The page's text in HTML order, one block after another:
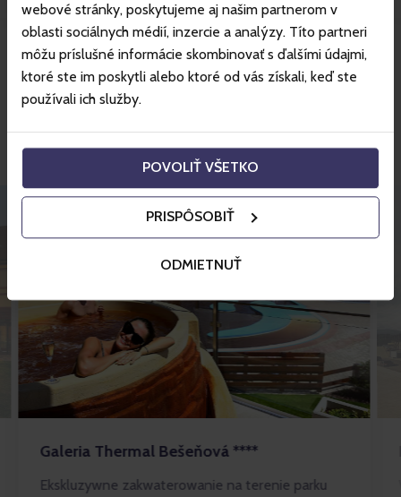
webové stránky, poskytujeme aj našim partnerom v
oblasti sociálnych médií, inzercie a analýzy. Títo partneri
môžu príslušné informácie skombinovať s ďalšími údajmi,
ktoré ste im poskytli alebo ktoré od vás získali, keď ste
používali ich služby.
POVOLIŤ VŠETKO
PRISPÔSOBIŤ
ODMIETNUŤ
Więcej o ośrodku
Świetne ceny hoteli z Gopass.
Galeria Thermal Bešeňová ****
Ekskluzywne zakwaterowanie na terenie parku